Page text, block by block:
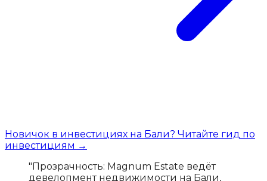
Новичок в инвестициях на Бали? Читайте гид по
инвестициям →
"Прозрачность: Magnum Estate ведёт
девелопмент недвижимости на Бали,